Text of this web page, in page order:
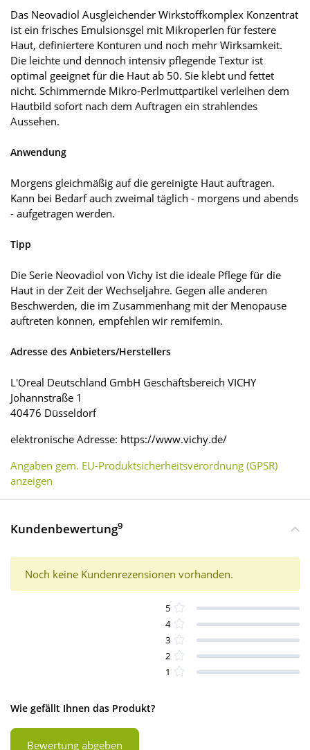
Das Neovadiol Ausgleichender Wirkstoffkomplex Konzentrat
ist ein frisches Emulsionsgel mit Mikroperlen für festere
Haut, definiertere Konturen und noch mehr Wirksamkeit.
Die leichte und dennoch intensiv pflegende Textur ist
optimal geeignet für die Haut ab 50. Sie klebt und fettet
nicht. Schimmernde Mikro-Perlmuttpartikel verleihen dem
Hautbild sofort nach dem Auftragen ein strahlendes
Aussehen.
Anwendung
Morgens gleichmäßig auf die gereinigte Haut auftragen.
Kann bei Bedarf auch zweimal täglich - morgens und abends
- aufgetragen werden.
Tipp
Die Serie Neovadiol von Vichy ist die ideale Pflege für die
Haut in der Zeit der Wechseljahre. Gegen alle anderen
Beschwerden, die im Zusammenhang mit der Menopause
auftreten können, empfehlen wir remifemin.
Adresse des Anbieters/Herstellers
L'Oreal Deutschland GmbH Geschäftsbereich VICHY
Johannstraße 1
40476 Düsseldorf
elektronische Adresse: https://www.vichy.de/
Angaben gem. EU-Produktsicherheitsverordnung (GPSR)
anzeigen
Kundenbewertung9
Noch keine Kundenrezensionen vorhanden.
5
4
3
2
1
Wie gefällt Ihnen das Produkt?
Bewertung abgeben